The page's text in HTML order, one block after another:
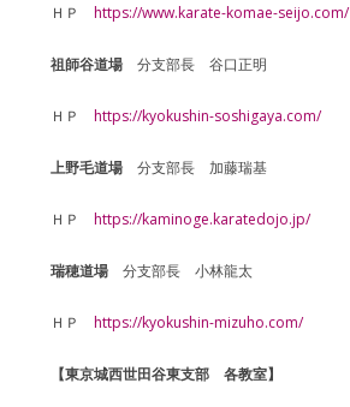
ＨＰ https://www.karate-komae-seijo.com/
祖師谷道場分支部長 谷口正明
ＨＰ https://kyokushin-soshigaya.com/
上野毛道場分支部長 加藤瑞基
ＨＰ https://kaminoge.karatedojo.jp/
瑞穂道場分支部長 小林龍太
ＨＰ https://kyokushin-mizuho.com/
【東京城西世田谷東支部 各教室】